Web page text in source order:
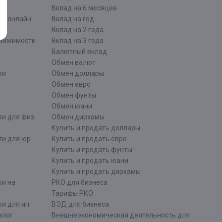
онлайн
для физ
для юр
на
для ип
Вклад на 6 месяцев
Вклад на год
Вклад на 2 года
Вклад на 3 года
Валютный вклад
Обмен валют
Обмен доллары
Обмен евро
Обмен фунты
Обмен юани
Обмен дирхамы
Купить и продать доллары
Купить и продать евро
Купить и продать фунты
Купить и продать юани
Купить и продать дирхамы
РКО для бизнеса
Тарифы РКО
ВЭД для бизнеса
Внешнеэкономическая деятельность для